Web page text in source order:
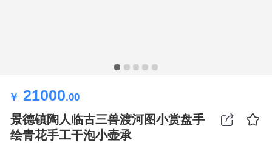
￥ 21000.00
景德镇陶人临古三兽渡河图小赏盘手
绘青花手工干泡小壶承